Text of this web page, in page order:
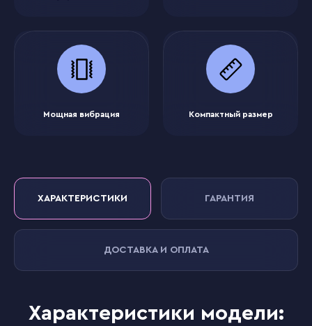
Мощная вибрация Компактный размер
ХАРАКТЕРИСТИКИ ГАРАНТИЯ
ДОСТАВКА И ОПЛАТА
Характеристики модели: